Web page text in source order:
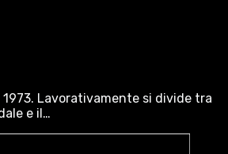
1973. Lavorativamente si divide tra
e il…